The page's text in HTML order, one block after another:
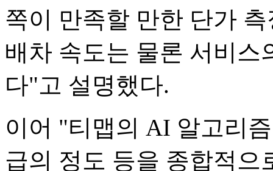
쪽이 만족할 만한 단가
배차 속도는 물론 서비스
다"고 설명했다.
이어 "티맵의 AI 알고리
급의 정도 등을 종합적으